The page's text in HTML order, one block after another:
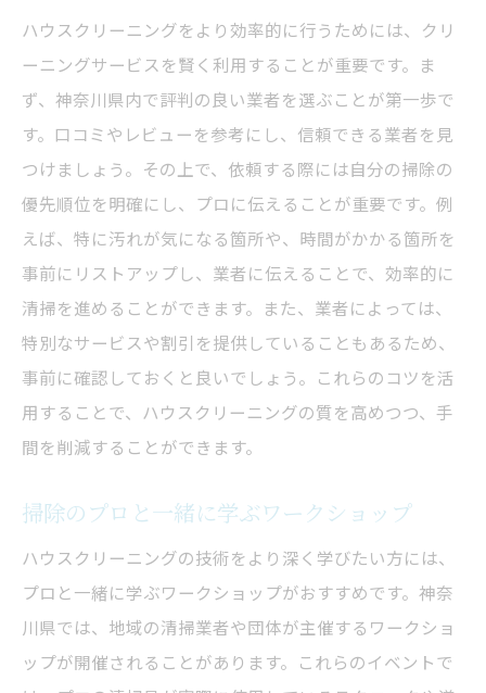
ハウスクリーニングをより効率的に行うためには、クリ
ーニングサービスを賢く利用することが重要です。ま
ず、神奈川県内で評判の良い業者を選ぶことが第一歩で
す。口コミやレビューを参考にし、信頼できる業者を見
つけましょう。その上で、依頼する際には自分の掃除の
優先順位を明確にし、プロに伝えることが重要です。例
えば、特に汚れが気になる箇所や、時間がかかる箇所を
事前にリストアップし、業者に伝えることで、効率的に
清掃を進めることができます。また、業者によっては、
特別なサービスや割引を提供していることもあるため、
事前に確認しておくと良いでしょう。これらのコツを活
用することで、ハウスクリーニングの質を高めつつ、手
間を削減することができます。
掃除のプロと一緒に学ぶワークショップ
ハウスクリーニングの技術をより深く学びたい方には、
プロと一緒に学ぶワークショップがおすすめです。神奈
川県では、地域の清掃業者や団体が主催するワークショ
ップが開催されることがあります。これらのイベントで